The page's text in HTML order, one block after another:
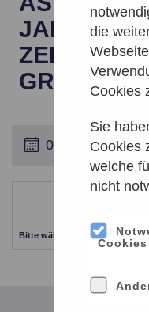
die
Cookies
Sie
Cookies
welche
nicht
Cookies
ZEISS-
Bitte wählen Sie einen